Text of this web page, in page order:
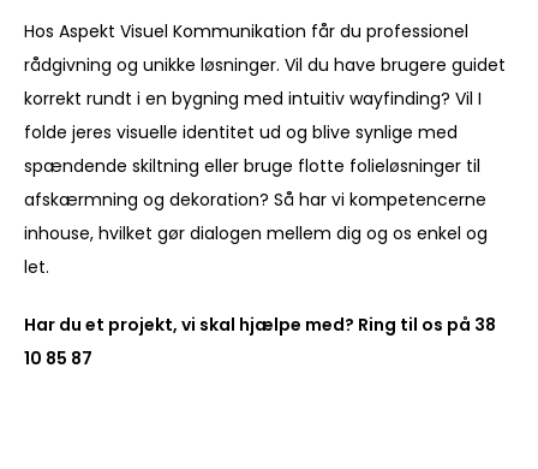
Hos Aspekt Visuel Kommunikation får du professionel
rådgivning og unikke løsninger. Vil du have brugere guidet
korrekt rundt i en bygning med intuitiv wayfinding? Vil I
folde jeres visuelle identitet ud og blive synlige med
spændende skiltning eller bruge flotte folieløsninger til
afskærmning og dekoration? Så har vi kompetencerne
inhouse, hvilket gør dialogen mellem dig og os enkel og
let.
Har du et projekt, vi skal hjælpe med? Ring til os på 38
10 85 87